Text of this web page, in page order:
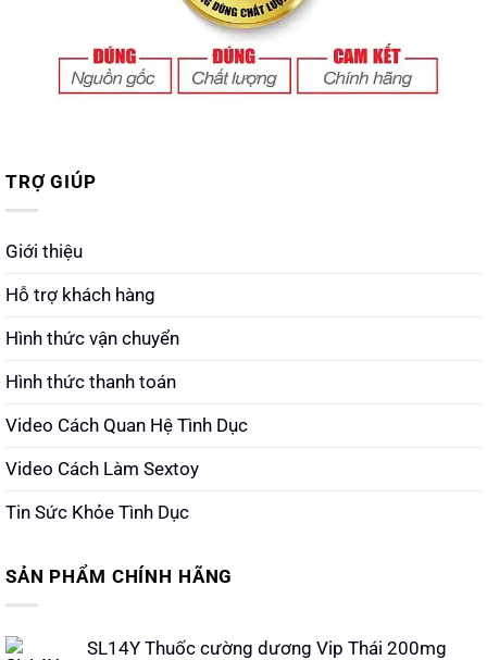
TRỢ GIÚP
Giới thiệu
Hỗ trợ khách hàng
Hình thức vận chuyển
Hình thức thanh toán
Video Cách Quan Hệ Tình Dục
Video Cách Làm Sextoy
Tin Sức Khỏe Tình Dục
SẢN PHẨM CHÍNH HÃNG
SL14Y Thuốc cường dương Vip Thái 200mg